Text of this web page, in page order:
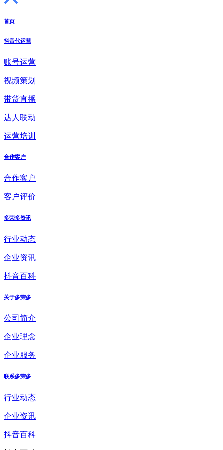
首页
抖音代运营
账号运营
视频策划
带货直播
达人联动
运营培训
合作客户
合作客户
客户评价
多荣多资讯
行业动态
企业资讯
抖音百科
关于多荣多
公司简介
企业理念
企业服务
联系多荣多
行业动态
企业资讯
抖音百科